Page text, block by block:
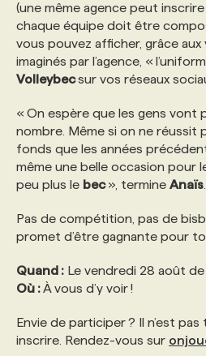
(une même agence peut
chaque équipe doit être
vous pouvez afficher, grâce aux
imaginés par l’agence, «
Volleybecsur vos réseaux
« On espère que les gens vont
nombre. Même si on ne réussit
fonds que les années
même une belle occasion pour
peu plus le bec », termine Anaïs
Pas de compétition, pas de
promet d’être gagnante pour
Quand : Le vendredi 28 août de
Où :À vous d’y voir !
Envie de participer ? Il n’est
inscrire. Rendez-vous sur